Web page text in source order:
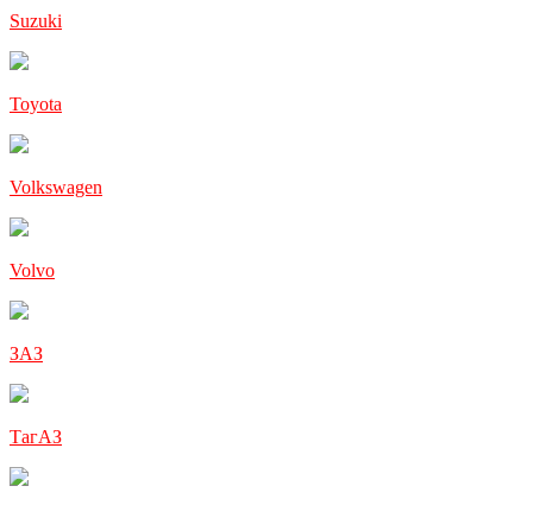
Suzuki
Toyota
Volkswagen
Volvo
ЗАЗ
ТагАЗ